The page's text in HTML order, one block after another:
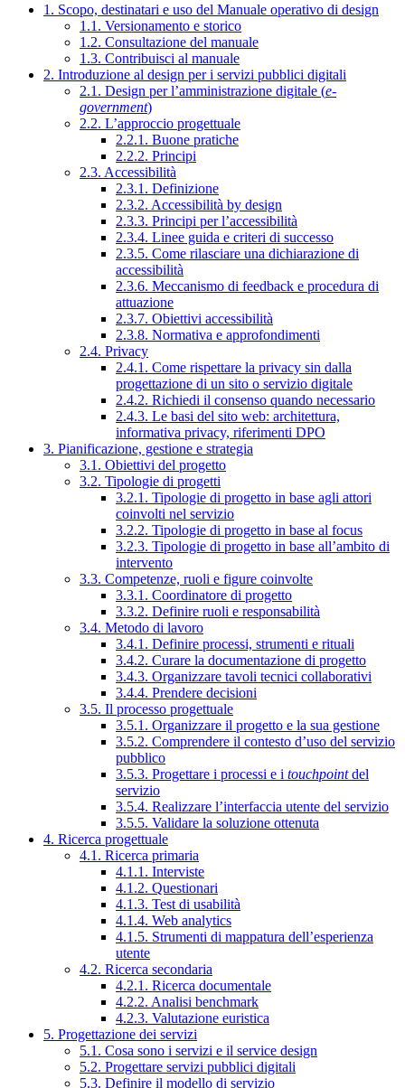
1. Scopo, destinatari e uso del Manuale operativo di design
1.1. Versionamento e storico
1.2. Consultazione del manuale
1.3. Contribuisci al manuale
2. Introduzione al design per i servizi pubblici digitali
2.1. Design per l’amministrazione digitale (e-
government)
2.2. L’approccio progettuale
2.2.1. Buone pratiche
2.2.2. Principi
2.3. Accessibilità
2.3.1. Definizione
2.3.2. Accessibilità by design
2.3.3. Principi per l’accessibilità
2.3.4. Linee guida e criteri di successo
2.3.5. Come rilasciare una dichiarazione di
accessibilità
2.3.6. Meccanismo di feedback e procedura di
attuazione
2.3.7. Obiettivi accessibilità
2.3.8. Normativa e approfondimenti
2.4. Privacy
2.4.1. Come rispettare la privacy sin dalla
progettazione di un sito o servizio digitale
2.4.2. Richiedi il consenso quando necessario
2.4.3. Le basi del sito web: architettura,
informativa privacy, riferimenti DPO
3. Pianificazione, gestione e strategia
3.1. Obiettivi del progetto
3.2. Tipologie di progetti
3.2.1. Tipologie di progetto in base agli attori
coinvolti nel servizio
3.2.2. Tipologie di progetto in base al focus
3.2.3. Tipologie di progetto in base all’ambito di
intervento
3.3. Competenze, ruoli e figure coinvolte
3.3.1. Coordinatore di progetto
3.3.2. Definire ruoli e responsabilità
3.4. Metodo di lavoro
3.4.1. Definire processi, strumenti e rituali
3.4.2. Curare la documentazione di progetto
3.4.3. Organizzare tavoli tecnici collaborativi
3.4.4. Prendere decisioni
3.5. Il processo progettuale
3.5.1. Organizzare il progetto e la sua gestione
3.5.2. Comprendere il contesto d’uso del servizio
pubblico
3.5.3. Progettare i processi e i touchpointdel
servizio
3.5.4. Realizzare l’interfaccia utente del servizio
3.5.5. Validare la soluzione ottenuta
4. Ricerca progettuale
4.1. Ricerca primaria
4.1.1. Interviste
4.1.2. Questionari
4.1.3. Test di usabilità
4.1.4. Web analytics
4.1.5. Strumenti di mappatura dell’esperienza
utente
4.2. Ricerca secondaria
4.2.1. Ricerca documentale
4.2.2. Analisi benchmark
4.2.3. Valutazione euristica
5. Progettazione dei servizi
5.1. Cosa sono i servizi e il service design
5.2. Progettare servizi pubblici digitali
5.3. Definire il modello di servizio